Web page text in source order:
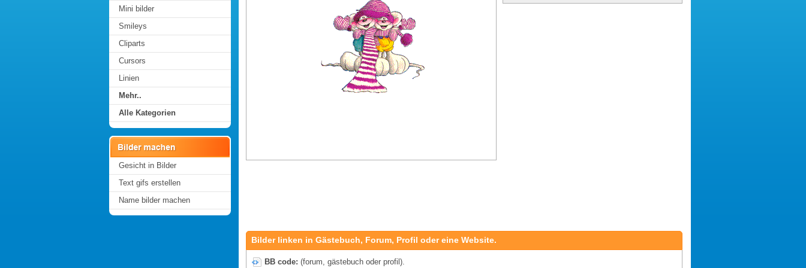
Mini bilder
Smileys
Cliparts
Cursors
Linien
Mehr..
Alle Kategorien
Gesicht in Bilder
Text gifs erstellen
Name bilder machen
Bilder linken in Gästebuch, Forum, Profil oder eine Website.
BB code: (forum, gästebuch oder profil).